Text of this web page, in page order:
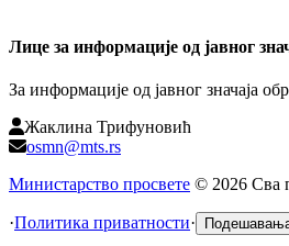
Лице за информације од јавног
За информације од јавног значаја
Жаклина Трифуновић
osmn@mts.rs
Министарство просвете © 2026 Сва
·Политика приватности·